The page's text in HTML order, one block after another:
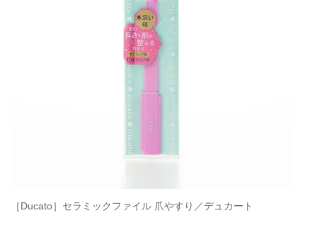
［Ducato］セラミックファイル 爪やすり／デュカート